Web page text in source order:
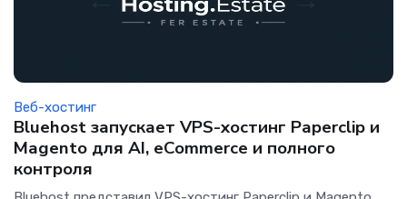
Веб-хостинг
Bluehost запускает VPS-хостинг Paperclip и
Magento для AI, eCommerce и полного
контроля